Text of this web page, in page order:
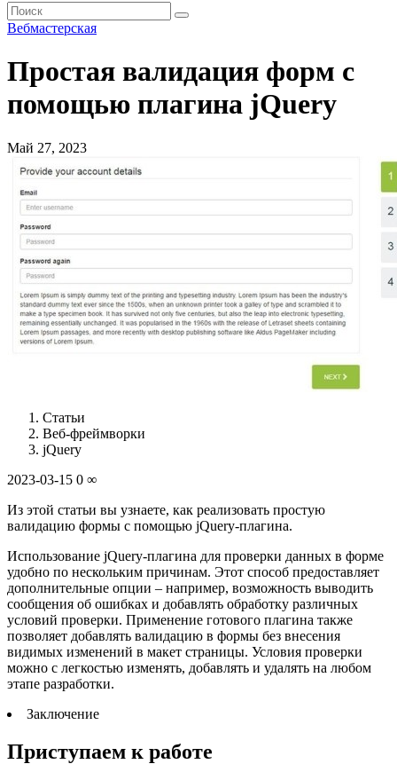
Вебмастерская
Простая валидация форм с
помощью плагина jQuery
Май 27, 2023
Статьи
Веб-фреймворки
jQuery
2023-03-15 0 ∞
Из этой статьи вы узнаете, как реализовать простую
валидацию формы с помощью jQuery-плагина.
Использование jQuery-плагина для проверки данных в форме
удобно по нескольким причинам. Этот способ предоставляет
дополнительные опции – например, возможность выводить
сообщения об ошибках и добавлять обработку различных
условий проверки. Применение готового плагина также
позволяет добавлять валидацию в формы без внесения
видимых изменений в макет страницы. Условия проверки
можно с легкостью изменять, добавлять и удалять на любом
этапе разработки.
Заключение
Приступаем к работе